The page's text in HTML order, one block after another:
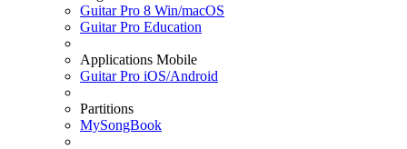
Guitar Pro 8 Win/macOS
Guitar Pro Education
Applications Mobile
Guitar Pro iOS/Android
Partitions
MySongBook